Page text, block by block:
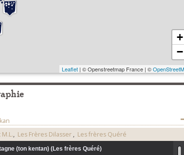
+
−
Leaflet| © Openstreetmap France | ©
, Les Frères Dilasser , Les frères Quéré
(ton kentan) (Les frères Quéré)